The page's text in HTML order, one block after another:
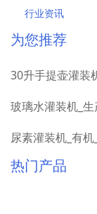
行业资讯
为您推荐
30升手提壶灌装
玻璃水灌装机_
尿素灌装机_有
热门产品